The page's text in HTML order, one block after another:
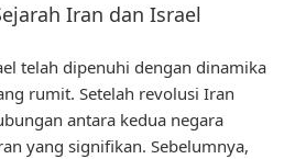
Iran dan Israel
telah dipenuhi dengan dinamika
rumit. Setelah revolusi Iran
antara kedua negara
yang signifikan. Sebelumnya,